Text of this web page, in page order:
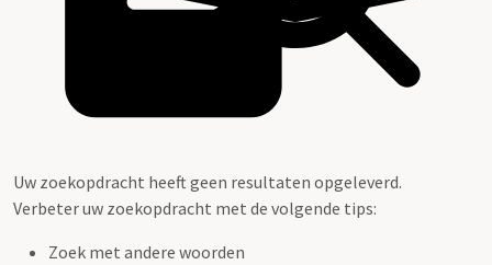
Uw zoekopdracht heeft geen resultaten opgeleverd.
Verbeter uw zoekopdracht met de volgende tips:
Zoek met andere woorden